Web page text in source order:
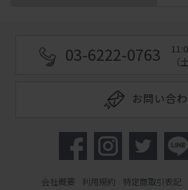
03-6222-0763
（
お問い合
会社概要 利用規約 特定商取引表記